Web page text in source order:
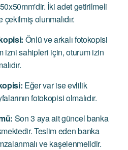
İki adet getirilmeli
olunmalıdır.
Önlü ve arkalı fotokopisi
izni sahipleri için, oturum izin
Eğer var ise evlilik
fotokopisi olmalıdır.
Son 3 aya ait güncel banka
Teslim eden banka
ve kaşelenmelidir.